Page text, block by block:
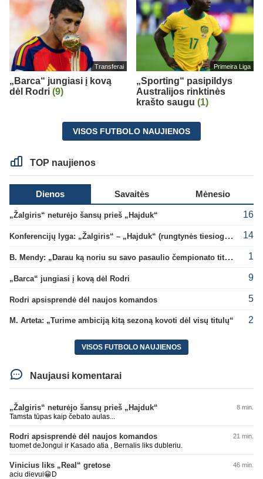
Transferai
„Barca“ jungiasi į kovą
dėl Rodri (9)
Primeira Liga
„Sporting“ pasipildys
Australijos rinktinės
krašto saugu (1)
VISOS FUTBOLO NAUJIENOS
TOP naujienos
Dienos Savaitės Mėnesio
„Žalgiris“ neturėjo šansų prieš „Hajduk“ 16
Konferencijų lyga: „Žalgiris“ – „Hajduk“ (rungtynės tiesiogiai) 14
B. Mendy: „Darau ką noriu su savo pasaulio čempionato titulu“ 1
„Barca“ jungiasi į kovą dėl Rodri 9
Rodri apsisprendė dėl naujos komandos 5
M. Arteta: „Turime ambiciją kitą sezoną kovoti dėl visų titulų“ 2
VISOS FUTBOLO NAUJIENOS
Naujausi komentarai
„Žalgiris“ neturėjo šansų prieš „Hajduk“ 8 min.
Tamsta tūpas kaip čebato aulas...
Rodri apsisprendė dėl naujos komandos 21 min.
tuomet deJongui ir Kasado atia , Bernalis liks dubleriu.
Vinicius liks „Real“ gretose 46 min.
aciu dievui😀D